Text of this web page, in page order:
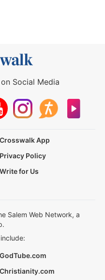
Social Media
Crosswalk App
Privacy Policy
Write for Us
Salem Web Network, a
GodTube.com
Christianity.com